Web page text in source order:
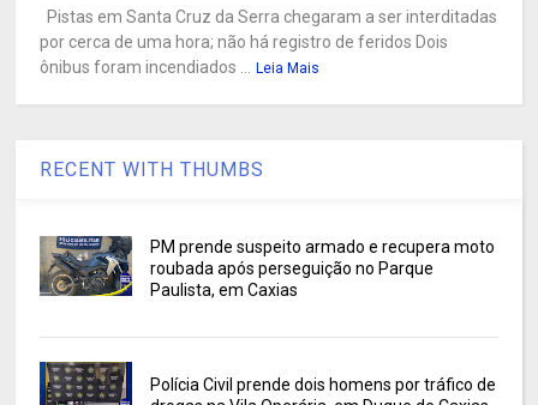
Pistas em Santa Cruz da Serra chegaram a ser interditadas
por cerca de uma hora; não há registro de feridos Dois
ônibus foram incendiados ...
Leia Mais
RECENT WITH THUMBS
PM prende suspeito armado e recupera moto
roubada após perseguição no Parque
Paulista, em Caxias
Polícia Civil prende dois homens por tráfico de